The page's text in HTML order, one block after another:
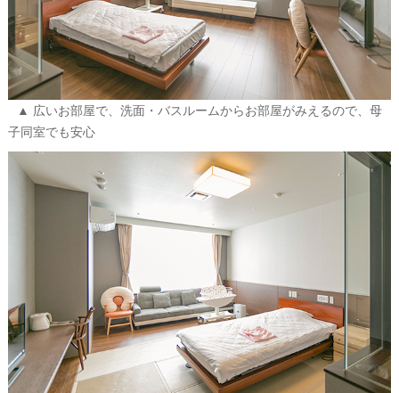
広いお部屋で、洗面・バスルームからお部屋がみえるので、母
子同室でも安心